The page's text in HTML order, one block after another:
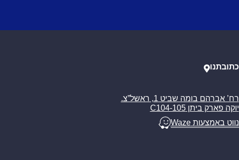
כתובתנו
רח’ אברהם בומה שביט 1, ראשל”צ.
יוקה פארק ביתן C104-105
נווט באמצעות Waze